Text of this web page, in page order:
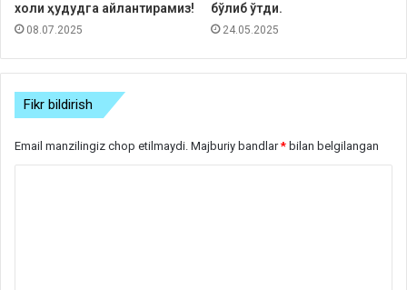
холи ҳудудга айлантирамиз!
08.07.2025
бўлиб ўтди.
24.05.2025
Fikr bildirish
Email manzilingiz chop etilmaydi. Majburiy bandlar* bilan belgilangan